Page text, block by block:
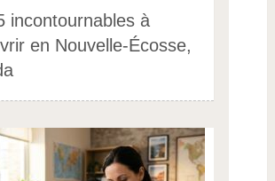
incontournables à
en Nouvelle-Écosse,